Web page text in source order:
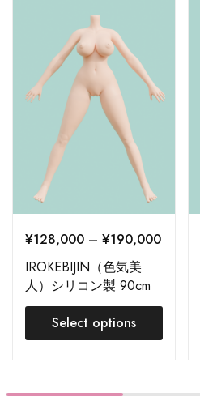
¥128,000 – ¥190,000
IROKEBIJIN（色気美
人）シリコン製 90cm
巨乳 HSS 注文ページ
Select options